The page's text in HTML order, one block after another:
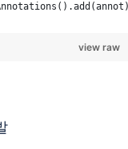
view raw